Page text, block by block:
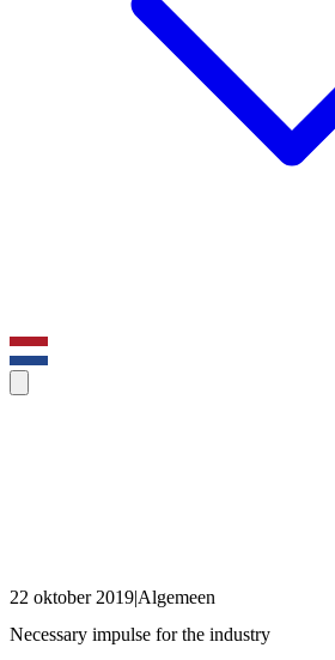
22 oktober 2019|Algemeen
Necessary impulse for the industry